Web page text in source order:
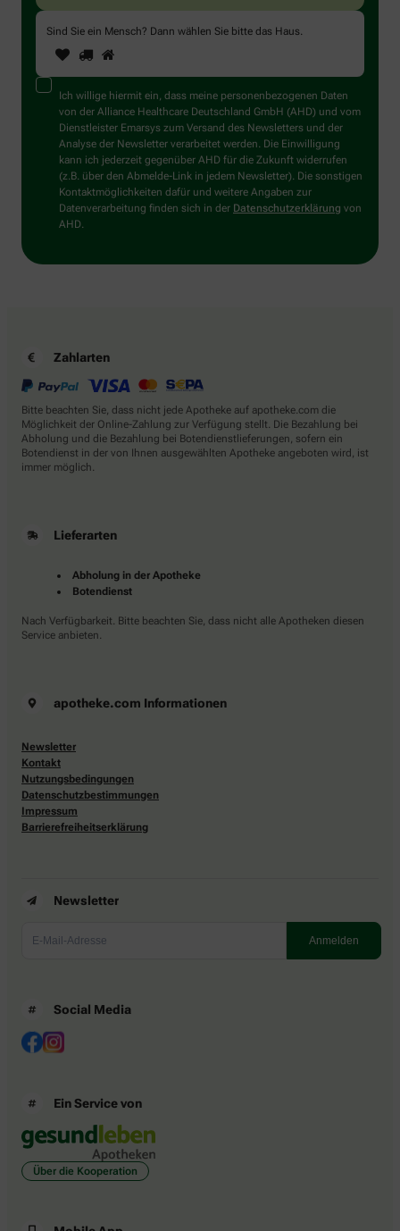
Sind Sie ein Mensch? Dann wählen Sie bitte das Haus.
Sind
Sie
ein
Mensch?
Dann
wählen
Sie
bitte
das
Haus.
1 2
Ich willige hiermit ein, dass meine personenbezogenen Daten
von der Alliance Healthcare Deutschland GmbH (AHD) und vom
Dienstleister Emarsys zum Versand des Newsletters und der
Analyse der Newsletter verarbeitet werden. Die Einwilligung
kann ich jederzeit gegenüber AHD für die Zukunft widerrufen
(z.B. über den Abmelde-Link in jedem Newsletter). Die sonstigen
Kontaktmöglichkeiten dafür und weitere Angaben zur
Datenverarbeitung finden sich in der Datenschutzerklärung von
AHD.
Zahlarten
Bitte beachten Sie, dass nicht jede Apotheke auf apotheke.com die
Möglichkeit der Online-Zahlung zur Verfügung stellt. Die Bezahlung bei
Abholung und die Bezahlung bei Botendienstlieferungen, sofern ein
Botendienst in der von Ihnen ausgewählten Apotheke angeboten wird, ist
immer möglich.
Lieferarten
Abholung in der Apotheke
Botendienst
Nach Verfügbarkeit. Bitte beachten Sie, dass nicht alle Apotheken diesen
Service anbieten.
apotheke.com Informationen
Newsletter
Kontakt
Nutzungsbedingungen
Datenschutzbestimmungen
Impressum
Barrierefreiheitserklärung
Newsletter
Social Media
Ein Service von
Über die Kooperation